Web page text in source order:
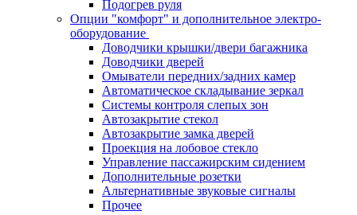
Подогрев руля
Опции "комфорт" и дополнительное электро-
оборудование
Доводчики крышки/двери багажника
Доводчики дверей
Омыватели передних/задних камер
Автоматическое складывание зеркал
Системы контроля слепых зон
Автозакрытие стекол
Автозакрытие замка дверей
Проекция на лобовое стекло
Управление пассажирским сидением
Дополнительные розетки
Альтернативные звуковые сигналы
Прочее